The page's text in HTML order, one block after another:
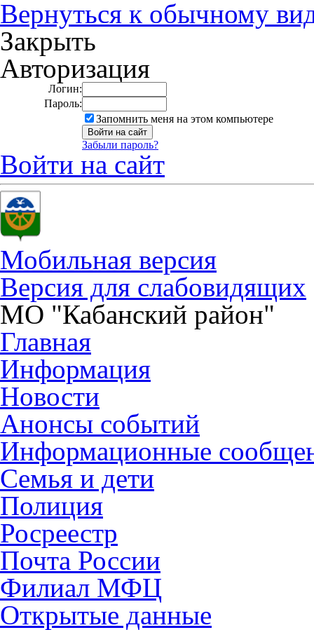
Вернуться к обычному
Закрыть
Авторизация
Логин:
Пароль:
Запомнить меня на этом компьютере
Забыли пароль?
Войти на сайт
Мобильная версия
Версия для слабовидящих
МО "Кабанский район"
Главная
Информация
Новости
Анонсы событий
Информационные
Семья и дети
Полиция
Росреестр
Почта России
Филиал МФЦ
Открытые данные